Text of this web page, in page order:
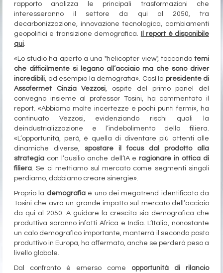
rapporto analizza le principali trasformazioni che
interesseranno il settore da qui al 2050, tra
decarbonizzazione, innovazione tecnologica, cambiamenti
geopolitici e transizione demografica.
Il report è disponibile
qui.
«Lo studio ha aperto a una "helicopter view", toccando temi
che difficilmente si legano all’acciaio ma che sono driver
incredibili, ad esempio la demografia». Così la presidente di
Assofermet Cinzia Vezzosi, ospite del primo panel del
convegno insieme al professor Tosini, ha commentato il
report. «Abbiamo molte incertezze e pochi punti fermi», ha
continuato Vezzosi, evidenziando rischi quali la
deindustrializzazione e l’indebolimento della filiera.
«L’opportunità, però, è quella di diventare più attenti alle
dinamiche diverse, spostare il focus dal prodotto alla
strategia con l’ausilio anche dell’IA e ragionare in ottica di
filiera. Se ci mettiamo sul mercato come segmenti singoli
perdiamo, dobbiamo creare sinergie».
Proprio la demografiaè uno dei megatrend identificato da
Tosini che avrà un grande impatto sul mercato dell’acciaio
da qui al 2050. A guidare la crescita sia demografica che
produttiva saranno infatti Africa e India. L’Italia, nonostante
un calo demografico importante, manterrà il secondo posto
produttivo in Europa, ha affermato, anche se perderà peso a
livello globale.
Dal confronto è emerso come opportunità di rilancio